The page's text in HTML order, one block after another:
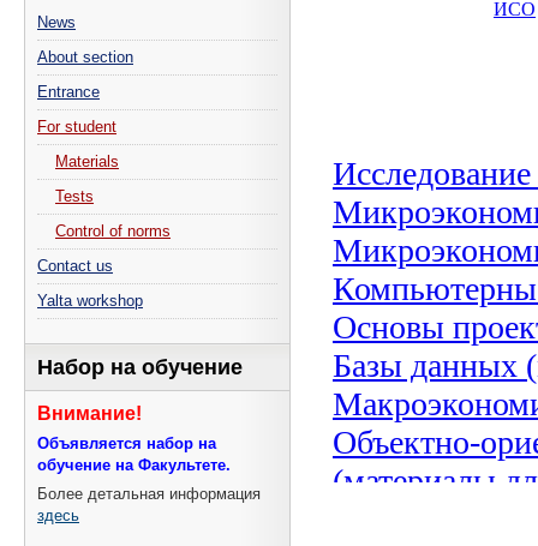
News
About section
Entrance
For student
Materials
Tests
Control of norms
Contact us
Yalta workshop
Набор на обучение
Внимание!
Объявляется набор на
обучение на Факультете.
Более детальная информация
здесь